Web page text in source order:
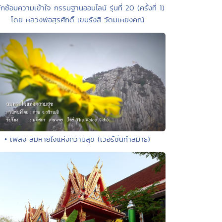
ซ้อมความเข้าใจ กรรมฐานออนไลน์ รุ่นที่ 20 (ครั้งที่ 1)
โดย หลวงพ่อสุรศักดิ์ เขมรังสี วัดมเหยงคณ์
• เพลง ลมหายใจแห่งความสุข (เวอร์ชั่นทำสมาธิ)